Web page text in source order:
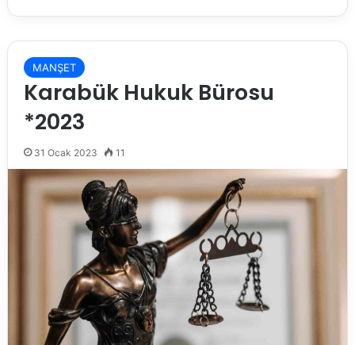
MANŞET
Karabük Hukuk Bürosu
*2023
31 Ocak 2023 11